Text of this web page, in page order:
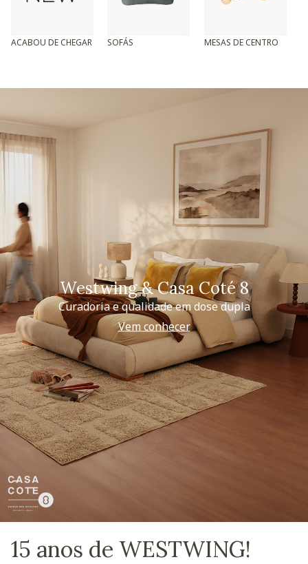
ACABOU DE CHEGAR SOFÁS MESAS DE CENTRO
Westwing & Casa Coté 8
Curadoria e qualidade em dose dupla
Vem conhecer
15 anos de WESTWING!